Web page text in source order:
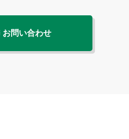
お問い合わせ